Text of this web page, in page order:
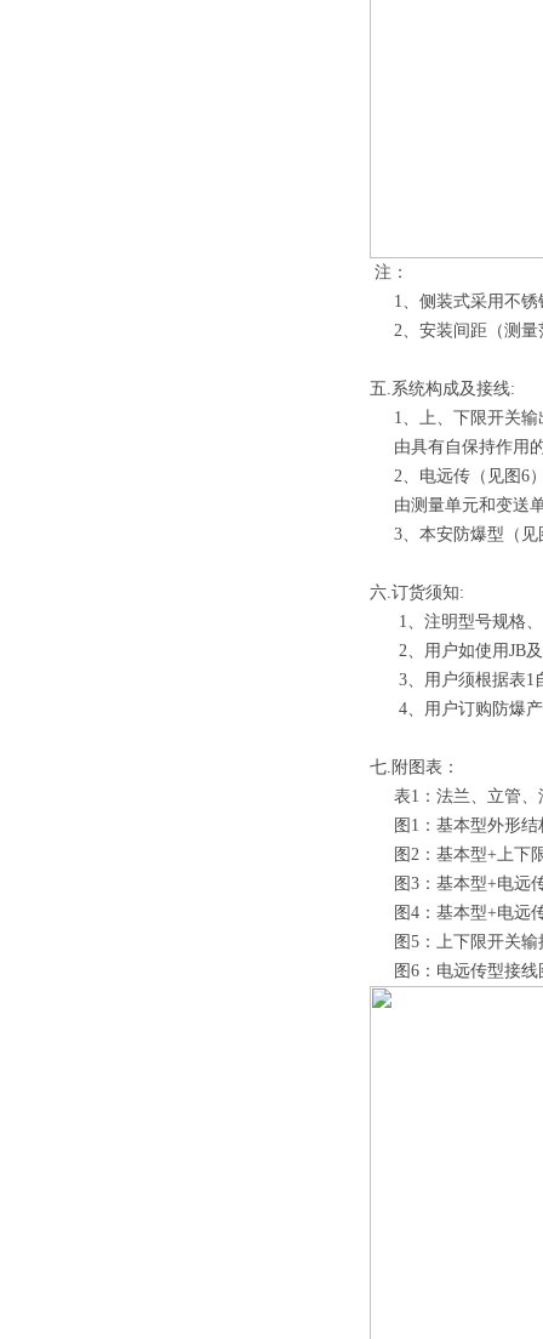
注：
1、侧装式采用不锈
2、安装间距（测量范
五.系统构成及接线:
1、上、下限开关输
由具有自保持作用的
2、电远传（见图6
由测量单元和变送
3、本安防爆型（见
六.订货须知:
1、注明型号规格、
2、用户如使用JB及
3、用户须根据表1
4、用户订购防爆产
七.附图表：
表1：法兰、立管、
图1：基本型外形结
图2：基本型+上下
图3：基本型+电远
图4：基本型+电远
图5：上下限开关输
图6：电远传型接线